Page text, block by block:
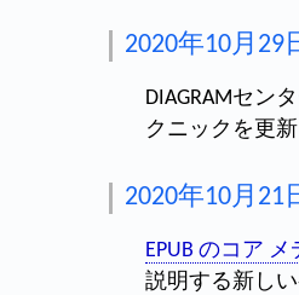
2020年10月
DIAGRAMセン
クニックを更新
2020年10月
EPUB のコア
説明する新し